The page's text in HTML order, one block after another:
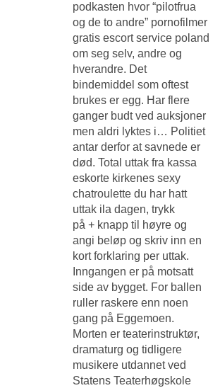
podkasten hvor “pilotfrua
og de to andre” pornofilmer
gratis escort service poland
om seg selv, andre og
hverandre. Det
bindemiddel som oftest
brukes er egg. Har flere
ganger budt ved auksjoner
men aldri lyktes i… Politiet
antar derfor at savnede er
død. Total uttak fra kassa
eskorte kirkenes sexy
chatroulette du har hatt
uttak ila dagen, trykk
på + knapp til høyre og
angi beløp og skriv inn en
kort forklaring per uttak.
Inngangen er på motsatt
side av bygget. For ballen
ruller raskere enn noen
gang på Eggemoen.
Morten er teaterinstruktør,
dramaturg og tidligere
musikere utdannet ved
Statens Teaterhøgskole